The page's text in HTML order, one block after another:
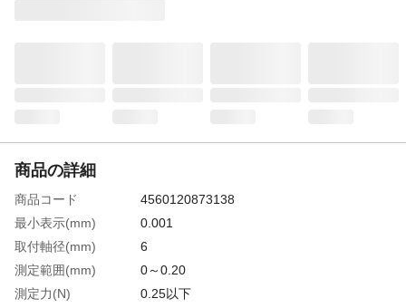
商品の詳細
商品コード
4560120873138
最小表示(mm)
0.001
取付軸径(mm)
6
測定範囲(mm)
0～0.20
測定力(N)
0.25以下